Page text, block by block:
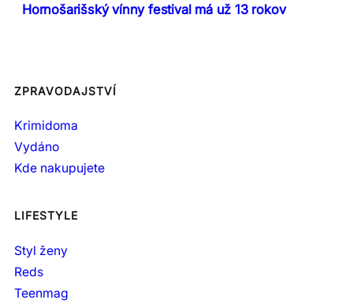
Hornošarišský vínny festival má už 13 rokov
ZPRAVODAJSTVÍ
Krimidoma
Vydáno
Kde nakupujete
LIFESTYLE
Styl ženy
Reds
Teenmag